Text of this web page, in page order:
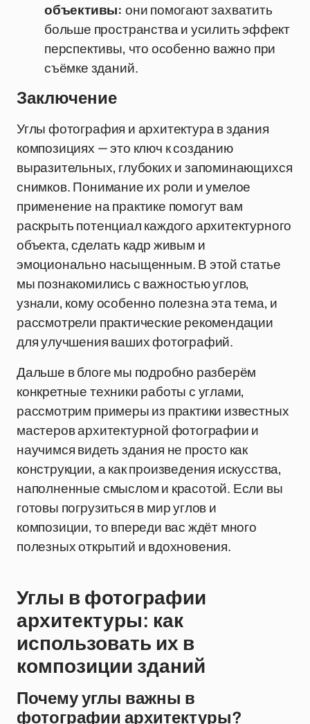
объективы: они помогают захватить
больше пространства и усилить эффект
перспективы, что особенно важно при
съёмке зданий.
Заключение
Углы фотография и архитектура в здания
композициях — это ключ к созданию
выразительных, глубоких и запоминающихся
снимков. Понимание их роли и умелое
применение на практике помогут вам
раскрыть потенциал каждого архитектурного
объекта, сделать кадр живым и
эмоционально насыщенным. В этой статье
мы познакомились с важностью углов,
узнали, кому особенно полезна эта тема, и
рассмотрели практические рекомендации
для улучшения ваших фотографий.
Дальше в блоге мы подробно разберём
конкретные техники работы с углами,
рассмотрим примеры из практики известных
мастеров архитектурной фотографии и
научимся видеть здания не просто как
конструкции, а как произведения искусства,
наполненные смыслом и красотой. Если вы
готовы погрузиться в мир углов и
композиции, то впереди вас ждёт много
полезных открытий и вдохновения.
Углы в фотографии
архитектуры: как
использовать их в
композиции зданий
Почему углы важны в
фотографии архитектуры?